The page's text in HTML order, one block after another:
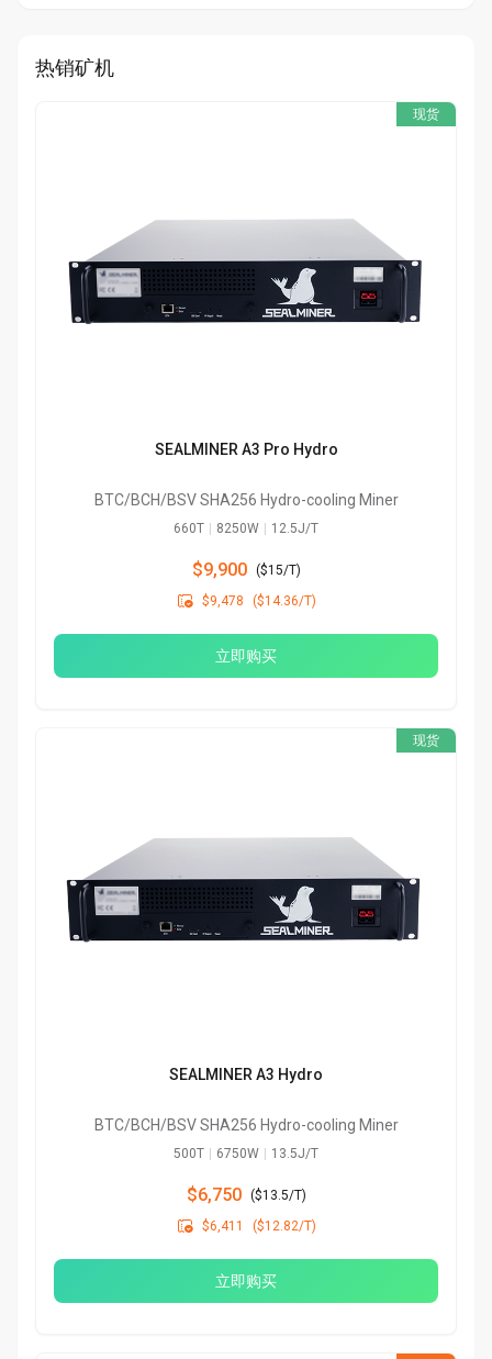
热销矿机
现货
SEALMINER A3 Pro Hydro
BTC/BCH/BSV SHA256 Hydro-cooling Miner
660T | 8250W | 12.5J/T
$9,900 ($15/T)
 $9,478 ($14.36/T)
立即购买
现货
SEALMINER A3 Hydro
BTC/BCH/BSV SHA256 Hydro-cooling Miner
500T 6750W 13.5J/T
$6,750 ($13.5/T)
 $6,411 ($12.82/T)
立即购买